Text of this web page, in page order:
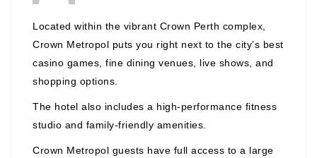
Located within the vibrant Crown Perth complex,
Crown Metropol puts you right next to the city’s best
casino games, fine dining venues, live shows, and
shopping options.
The hotel also includes a high-performance fitness
studio and family-friendly amenities.
Crown Metropol guests have full access to a large